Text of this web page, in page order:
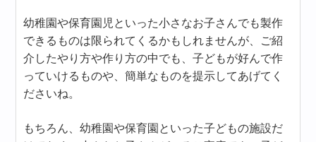
幼稚園や保育園児といった小さなお子さんでも製作
できるものは限られてくるかもしれませんが、ご紹
介したやり方や作り方の中でも、子どもが好んで作
っていけるものや、簡単なものを提示してあげてく
ださいね。
もちろん、幼稚園や保育園といった子どもの施設だ